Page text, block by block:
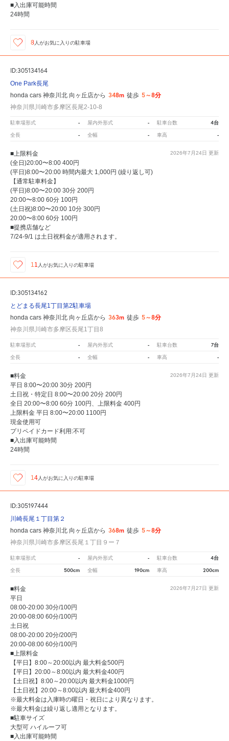
■入出庫可能時間
24時間
8 人がお気に入りの駐車場
ID:305134164
One Park長尾
honda cars 神奈川北 向ヶ丘店から 348m 徒歩 5～8分
神奈川県川崎市多摩区長尾2-10-8
駐車場形式 - 屋内外形式 - 駐車台数 4台
全長 - 全幅 - 車高 -
2026年7月24日 更新
■上限料金
(全日)20:00〜8:00 400円
(平日)8:00〜20:00 時間内最大 1,000円 (繰り返し可)
【通常駐車料金】
(平日)8:00〜20:00 30分 200円
20:00〜8:00 60分 100円
(土日祝)8:00〜20:00 10分 300円
20:00〜8:00 60分 100円
■提携店舗など
7/24-9/1 は土日祝料金が適用されます。
11 人がお気に入りの駐車場
ID:305134162
とどまる長尾1丁目第2駐車場
honda cars 神奈川北 向ヶ丘店から 363m 徒歩 5～8分
神奈川県川崎市多摩区長尾1丁目8
駐車場形式 - 屋内外形式 - 駐車台数 7台
全長 - 全幅 - 車高 -
2026年7月24日 更新
■料金
平日 8:00〜20:00 30分 200円
土日祝・特定日 8:00〜20:00 20分 200円
全日 20:00〜8:00 60分 100円、上限料金 400円
上限料金 平日 8:00〜20:00 1100円
現金使用可
プリペイドカード利用:不可
■入出庫可能時間
24時間
14 人がお気に入りの駐車場
ID:305197444
川崎長尾１丁目第２
honda cars 神奈川北 向ヶ丘店から 368m 徒歩 5～8分
神奈川県川崎市多摩区長尾１丁目９ー７
駐車場形式 - 屋内外形式 - 駐車台数 4台
全長 500cm 全幅 190cm 車高 200cm
2026年7月27日 更新
■料金
平日
08:00-20:00 30分/100円
20:00-08:00 60分/100円
土日祝
08:00-20:00 20分/200円
20:00-08:00 60分/100円
■上限料金
【平日】8:00～20:00以内 最大料金500円
【平日】20:00～8:00以内 最大料金400円
【土日祝】8:00～20:00以内 最大料金1000円
【土日祝】20:00～8:00以内 最大料金400円
※最大料金は入庫時の曜日・祝日により異なります。
※最大料金は繰り返し適用となります。
■駐車サイズ
大型可 ハイルーフ可
■入出庫可能時間